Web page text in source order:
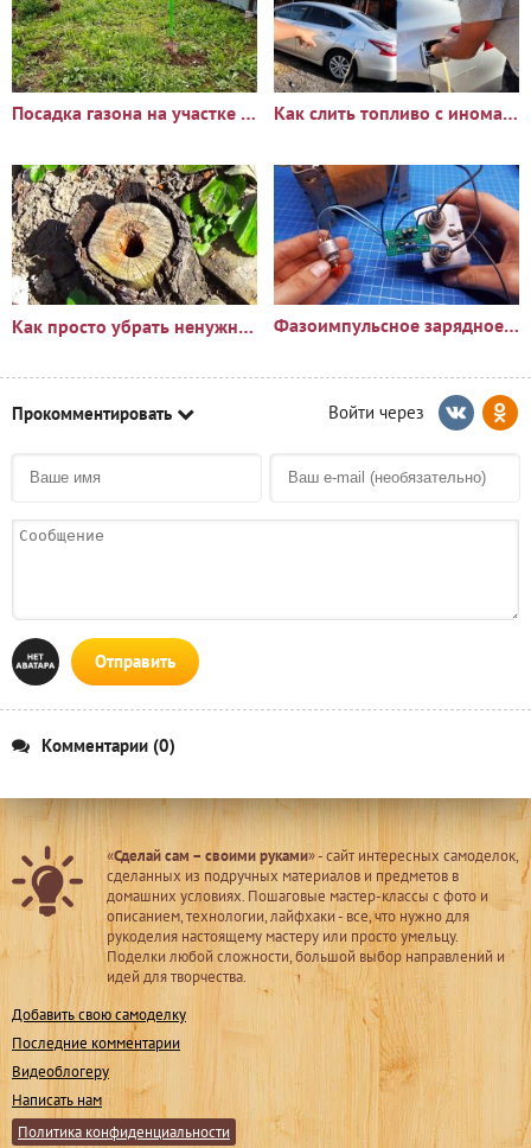
Посадка газона на участке с сорняками: опыт и результаты Как слить топливо с иномарки через горловину бака
Как просто убрать ненужный пень?🪵 Фазоимпульсное зарядное устройство своими руками
Прокомментировать
Отправить
Комментарии (0)
«Сделай сам – своими руками» - сайт интересных самоделок,
сделанных из подручных материалов и предметов в
домашних условиях. Пошаговые мастер-классы с фото и
описанием, технологии, лайфхаки - все, что нужно для
рукоделия настоящему мастеру или просто умельцу.
Поделки любой сложности, большой выбор направлений и
идей для творчества.
Добавить свою самоделку
Последние комментарии
Видеоблогеру
Написать нам
Политика конфиденциальности